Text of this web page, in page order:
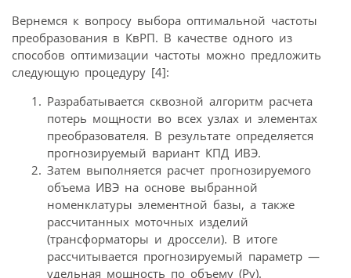
Вернемся к вопросу выбора оптимальной частоты
преобразования в КвРП. В качестве одного из
способов оптимизации частоты можно предложить
следующую процедуру [4]:
Разрабатывается сквозной алгоритм расчета
потерь мощности во всех узлах и элементах
преобразователя. В результате определяется
прогнозируемый вариант КПД ИВЭ.
Затем выполняется расчет прогнозируемого
объема ИВЭ на основе выбранной
номенклатуры элементной базы, а также
рассчитанных моточных изделий
(трансформаторы и дроссели). В итоге
рассчитывается прогнозируемый параметр —
удельная мощность по объему (Pv).